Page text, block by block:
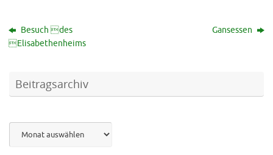
Besuch des
Elisabethenheims
Gansessen
Beitragsarchiv